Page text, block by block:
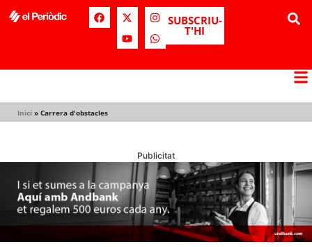
SUBSCRIU-
T'HI
Inici » Carrera d'obstacles
Publicitat